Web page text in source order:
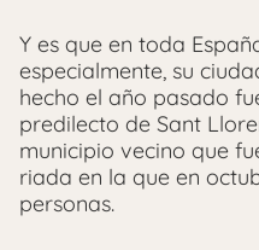
Y es que en toda
especialmente, su
hecho el año pasado
predilecto de Sant
municipio vecino que
riada en la que en
personas.